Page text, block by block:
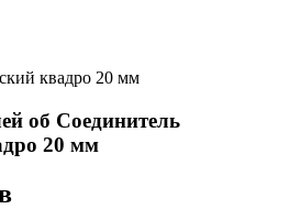
квадро 20 мм
об Соединитель
20 мм